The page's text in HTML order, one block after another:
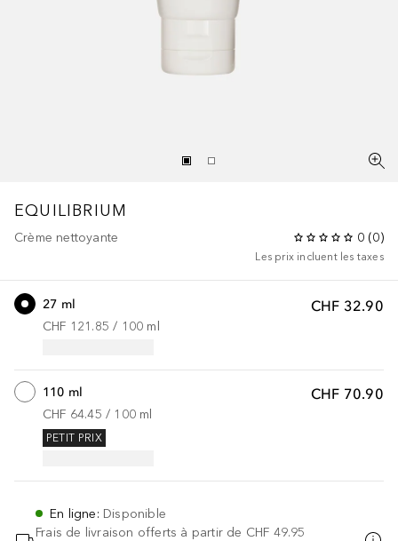
EQUILIBRIUM
Crème nettoyante 0 (0)
Les prix incluent les taxes
CHF 32.90
27 ml
CHF 121.85 / 100 ml
CHF 70.90
110 ml
CHF 64.45 / 100 ml
PETIT PRIX
En ligne: Disponible
Frais de livraison offerts à partir de CHF 49.95